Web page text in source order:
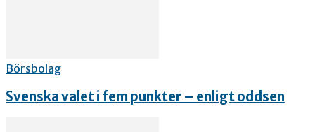
Börsbolag
Svenska valet i fem punkter – enligt oddsen